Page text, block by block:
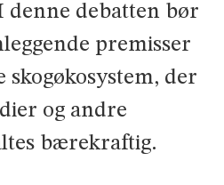
denne debatten bør
premisser
der
og andre
bærekraftig.